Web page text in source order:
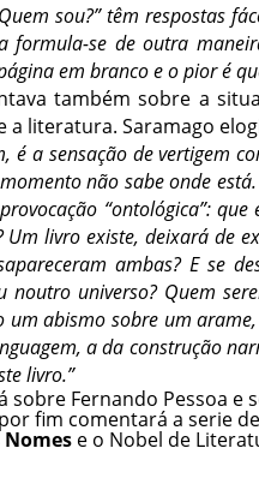
sou?” têm respostas
se de outra
em branco e o pior é
também sobre a
a literatura. Saramago
é a sensação de vertigem
não sabe onde
“ontológica”:
livro existe, deixará de
ambas? E se
noutro universo? Quem
um abismo sobre um
a da construção
livro.”
sobre Fernando Pessoa
fim comentará a serie
Nomes e o Nobel de